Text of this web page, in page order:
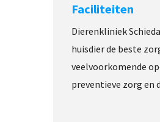
Faciliteiten
Dierenkliniek
huisdier de beste
veelvoorkomende
preventieve zorg en